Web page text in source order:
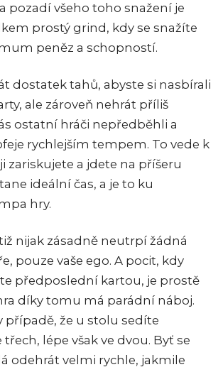
pozadí všeho toho snažení je
prostý grind, kdy se snažíte
peněz a schopností.
dostatek tahů, abyste si nasbírali
ale zároveň nehrát příliš
ostatní hráči nepředběhli a
rychlejším tempem. To vede k
zariskujete a jdete na příšeru
ideální čas, a je to ku
hry.
nijak zásadně neutrpí žádná
pouze vaše ego. A pocit, kdy
předposlední kartou, je prostě
díky tomu má parádní náboj.
případě, že u stolu sedíte
lépe však ve dvou. Byť se
odehrát velmi rychle, jakmile